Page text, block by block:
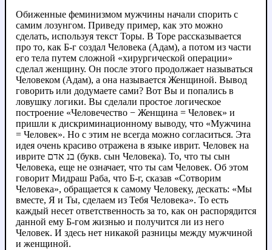
Обиженные феминизмом мужчины начали спорить с
самим лозунгом. Приведу пример, как это можно
сделать, используя текст Торы. В Торе рассказывается
про то, как Б-г создал Человека (Адам), а потом из части
его тела путем сложной «хирургической операции»
сделал женщину. Он после этого продолжает называться
Человеком (Адам), а она называется Женщиной. Вывод
говорить или додумаете сами? Вот Вы и попались в
ловушку логики. Вы сделали простое логическое
построение «Человечество − Женщина = Человек» и
пришли к дискриминационному выводу, что «Мужчина
= Человек». Но с этим не всегда можно согласиться. Эта
идея очень красиво отражена в языке иврит. Человек на
иврите בנ אדם (букв. сын Человека). То, что ты сын
Человека, еще не означает, что ты сам Человек. Об этом
говорит Мидраш Раба, что Б-г, сказав «Сотворим
Человека», обращается к самому Человеку, дескать: «Мы
вместе, Я и Ты, сделаем из Тебя Человека». То есть
каждый несет ответственность за то, как он распорядится
данной ему Б-гом жизнью и получится ли из него
Человек. И здесь нет никакой разницы между мужчиной
и женщиной.